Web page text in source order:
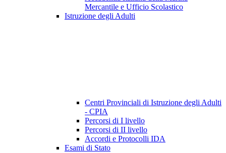
Mercantile e Ufficio Scolastico
Istruzione degli Adulti
Centri Provinciali di Istruzione degli Adulti
- CPIA
Percorsi di I livello
Percorsi di II livello
Accordi e Protocolli IDA
Esami di Stato